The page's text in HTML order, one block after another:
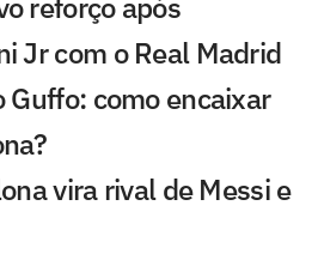
Jr com o Real Madrid
como encaixar
vira rival de Messi e